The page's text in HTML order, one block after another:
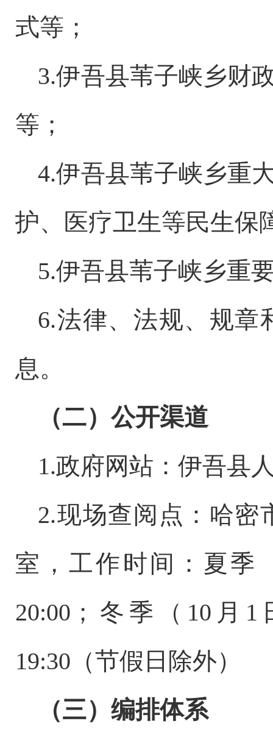
式等；
3.伊吾县苇子峡乡财
等；
4.伊吾县苇子峡乡重
护、医疗卫生等民生保
5.伊吾县苇子峡乡重
6.法律、法规、规章
息。
（二）公开渠道
1.政府网站：伊吾县
2.现场查阅点：哈密
室，工作时间：夏季
20:00；冬季（10月1
19:30（节假日除外）
（三）编排体系